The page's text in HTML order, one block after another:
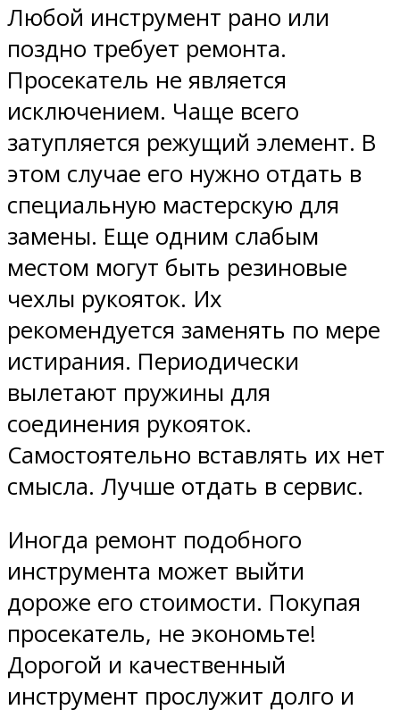
Любой инструмент рано или
поздно требует ремонта.
Просекатель не является
исключением. Чаще всего
затупляется режущий элемент. В
этом случае его нужно отдать в
специальную мастерскую для
замены. Еще одним слабым
местом могут быть резиновые
чехлы рукояток. Их
рекомендуется заменять по мере
истирания. Периодически
вылетают пружины для
соединения рукояток.
Самостоятельно вставлять их нет
смысла. Лучше отдать в сервис.
Иногда ремонт подобного
инструмента может выйти
дороже его стоимости. Покупая
просекатель, не экономьте!
Дорогой и качественный
инструмент прослужит долго и